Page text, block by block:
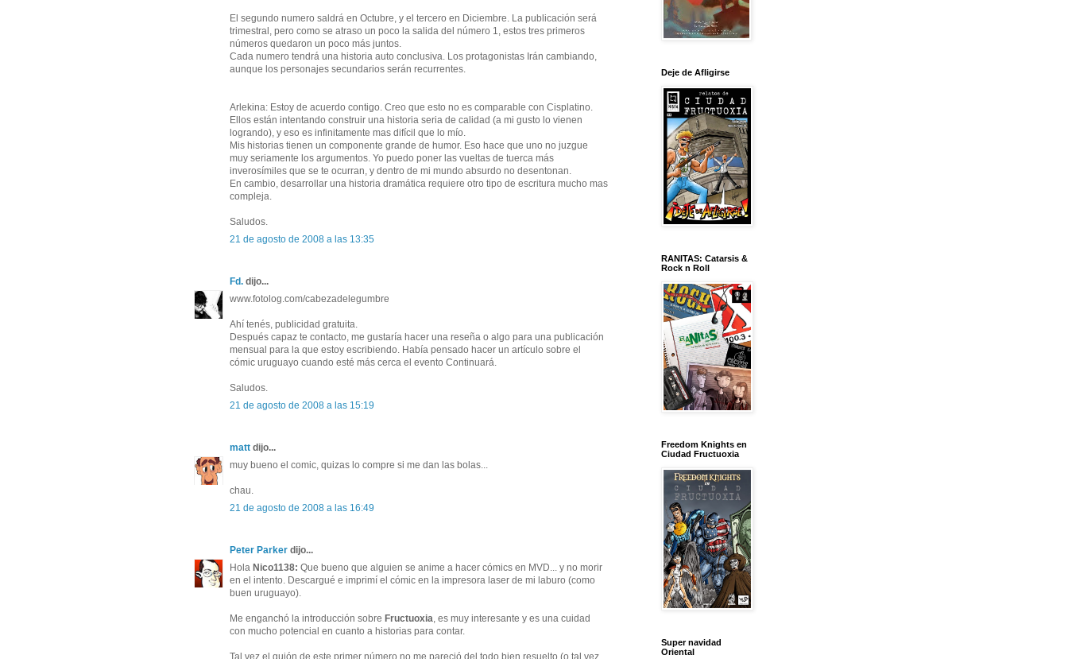
El segundo numero saldrá en Octubre, y el tercero en Diciembre. La publicación será
trimestral, pero como se atraso un poco la salida del número 1, estos tres primeros
números quedaron un poco más juntos.
Cada numero tendrá una historia auto conclusiva. Los protagonistas Irán cambiando,
aunque los personajes secundarios serán recurrentes.
Arlekina: Estoy de acuerdo contigo. Creo que esto no es comparable con Cisplatino.
Ellos están intentando construir una historia seria de calidad (a mi gusto lo vienen
logrando), y eso es infinitamente mas difícil que lo mío.
Mis historias tienen un componente grande de humor. Eso hace que uno no juzgue
muy seriamente los argumentos. Yo puedo poner las vueltas de tuerca más
inverosímiles que se te ocurran, y dentro de mi mundo absurdo no desentonan.
En cambio, desarrollar una historia dramática requiere otro tipo de escritura mucho mas
compleja.
Saludos.
21 de agosto de 2008 a las 13:35
Fd. dijo...
www.fotolog.com/cabezadelegumbre
Ahí tenés, publicidad gratuita.
Después capaz te contacto, me gustaría hacer una reseña o algo para una publicación
mensual para la que estoy escribiendo. Había pensado hacer un artículo sobre el
cómic uruguayo cuando esté más cerca el evento Continuará.
Saludos.
21 de agosto de 2008 a las 15:19
matt dijo...
muy bueno el comic, quizas lo compre si me dan las bolas...
chau.
21 de agosto de 2008 a las 16:49
Peter Parker dijo...
Hola Nico1138: Que bueno que alguien se anime a hacer cómics en MVD... y no morir
en el intento. Descargué e imprimí el cómic en la impresora laser de mi laburo (como
buen uruguayo).
Me enganchó la introducción sobre Fructuoxia, es muy interesante y es una cuidad
con mucho potencial en cuanto a historias para contar.
Deje de Afligirse
RANITAS: Catarsis &
Rock n Roll
Freedom Knights en
Ciudad Fructuoxia
Super navidad
Oriental